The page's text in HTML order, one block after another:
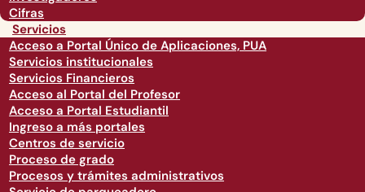
Cifras
Servicios
Acceso a Portal Único de Aplicaciones, PUA
Servicios institucionales
Servicios Financieros
Acceso al Portal del Profesor
Acceso a Portal Estudiantil
Ingreso a más portales
Centros de servicio
Proceso de grado
Procesos y trámites administrativos